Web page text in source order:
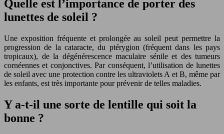
Quelle est l’importance de porter des
lunettes de soleil ?
Une exposition fréquente et prolongée au soleil peut permettre la
progression de la cataracte, du ptérygion (fréquent dans les pays
tropicaux), de la dégénérescence maculaire sénile et des tumeurs
cornéennes et conjonctives. Par conséquent, l’utilisation de lunettes
de soleil avec une protection contre les ultraviolets A et B, même par
les enfants, est très importante pour prévenir de telles maladies.
Y a-t-il une sorte de lentille qui soit la
bonne ?